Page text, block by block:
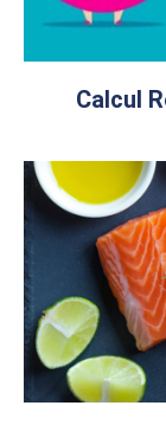
Calcul